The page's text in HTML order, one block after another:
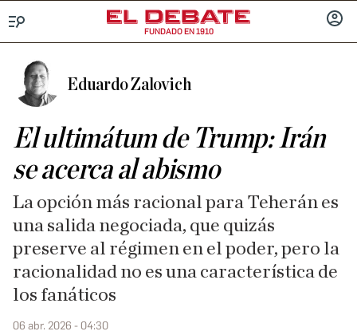
FUNDADO EN 1910
Eduardo Zalovich
El ultimátum de Trump: Irán
se acerca al abismo
La opción más racional para Teherán es
una salida negociada, que quizás
preserve al régimen en el poder, pero la
racionalidad no es una característica de
los fanáticos
06 abr. 2026 - 04:30